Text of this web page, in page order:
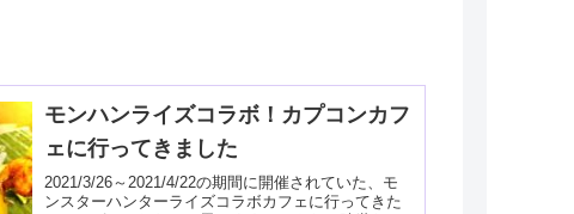
モンハンライズコラボ！カプコンカフ
ェに行ってきました
2021/3/26～2021/4/22の期間に開催されていた、モ
ンスターハンターライズコラボカフェに行ってきた